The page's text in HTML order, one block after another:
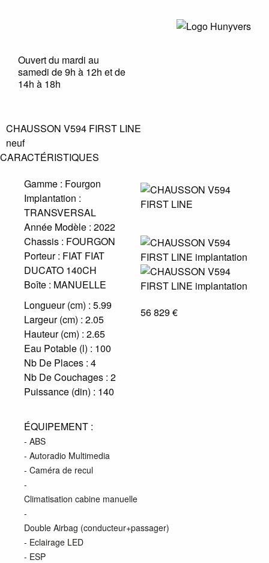
Ouvert du mardi au
samedi de 9h à 12h et de
14h à 18h
CHAUSSON V594 FIRST LINE
neuf
CARACTÉRISTIQUES
Gamme : Fourgon
Implantation :
TRANSVERSAL
Année Modèle : 2022
Chassis : FOURGON
Porteur : FIAT FIAT
DUCATO 140CH
Boîte : MANUELLE
Longueur (cm) : 5.99
Largeur (cm) : 2.05
Hauteur (cm) : 2.65
Eau Potable (l) : 100
Nb De Places : 4
Nb De Couchages : 2
Puissance (din) : 140
ÉQUIPEMENT :
- ABS
- Autoradio Multimedia
- Caméra de recul
-
Climatisation cabine manuelle
-
Double Airbag (conducteur+passager)
- Eclairage LED
- ESP
56 829 €